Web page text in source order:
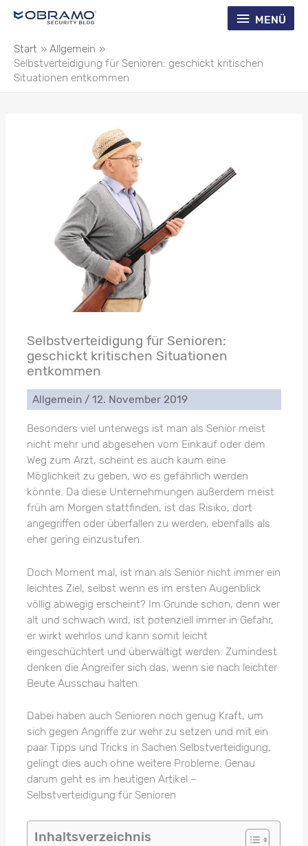
Inhalt
Menü
MENÜ
Start
Allgemein
Selbstverteidigung für Senioren: geschickt kritischen
Situationen entkommen
Selbstverteidigung für Senioren:
geschickt kritischen Situationen
entkommen
Allgemein /12. November 2019
Besonders viel unterwegs ist man als Senior meist
nicht mehr und abgesehen vom Einkauf oder dem
Weg zum Arzt, scheint es auch kaum eine
Möglichkeit zu geben, wo es gefährlich werden
könnte. Da diese Unternehmungen außerdem meist
früh am Morgen stattfinden, ist das Risiko, dort
angegriffen oder überfallen zu werden, ebenfalls als
eher gering einzustufen.
Doch Moment mal, ist man als Senior nicht immer ein
leichtes Ziel, selbst wenn es im ersten Augenblick
völlig abwegig erscheint? Im Grunde schon, denn wer
alt und schwach wird, ist potenziell immer in Gefahr,
er wirkt wehrlos und kann somit leicht
eingeschüchtert und überwältigt werden. Zumindest
denken die Angreifer sich das, wenn sie nach leichter
Beute Ausschau halten.
Dabei haben auch Senioren noch genug Kraft, um
sich gegen Angriffe zur wehr zu setzen und mit ein
paar Tipps und Tricks in Sachen Selbstverteidigung,
gelingt dies auch ohne weitere Probleme. Genau
darum geht es im heutigen Artikel –
Selbstverteidigung für Senioren
Inhaltsverzeichnis